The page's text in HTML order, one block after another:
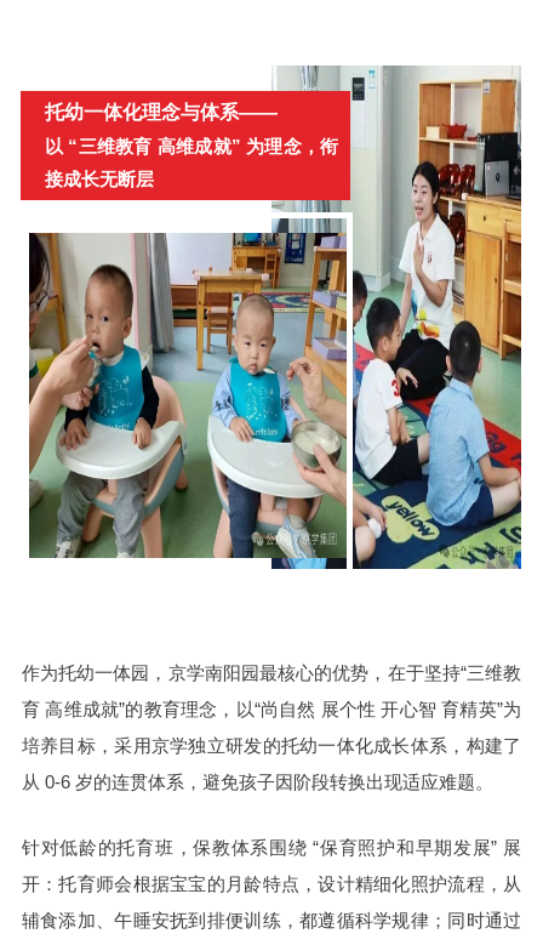
托幼一体化理念与体系——
以 “三维教育 高维成就” 为理念，衔
接成长无断层
作为托幼一体园，京学南阳园最核心的优势，在于坚持“三维教
育 高维成就”的教育理念，以“尚自然 展个性 开心智 育精英”为
培养目标，采用京学独立研发的托幼一体化成长体系，构建了
从 0-6 岁的连贯体系，避免孩子因阶段转换出现适应难题。
针对低龄的托育班，保教体系围绕 “保育照护和早期发展” 展
开：托育师会根据宝宝的月龄特点，设计精细化照护流程，从
辅食添加、午睡安抚到排便训练，都遵循科学规律；同时通过